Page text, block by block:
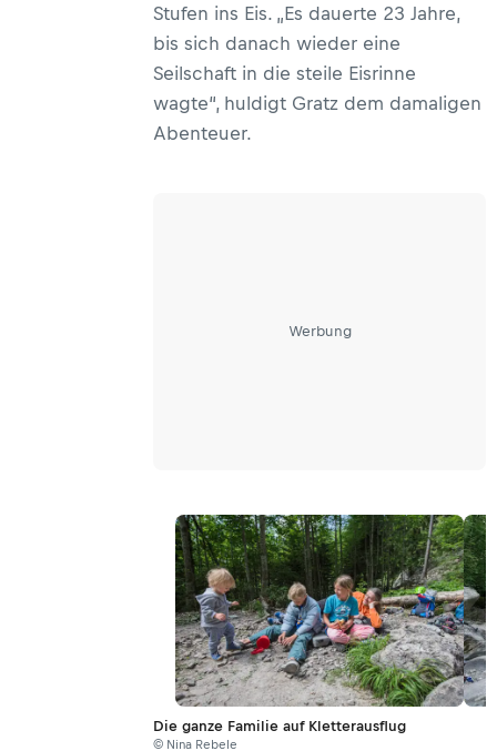
Stufen ins Eis. „Es dauerte 23 Jahre,
bis sich danach wieder eine
Seilschaft in die steile Eisrinne
wagte“, huldigt Gratz dem damaligen
Abenteuer.
Werbung
Die ganze Familie auf Kletterausflug
© Nina Rebele